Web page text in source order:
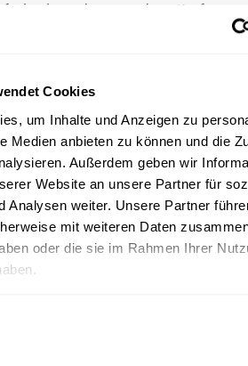
Cookies
um Inhalte und Anzeigen zu
Medien anbieten zu können und die
Außerdem geben wir
Website an unsere Partner für
Analysen weiter. Unsere Partner
mit weiteren Daten
oder die sie im Rahmen Ihrer
die nächste interaktive Konferenz
Rubrik